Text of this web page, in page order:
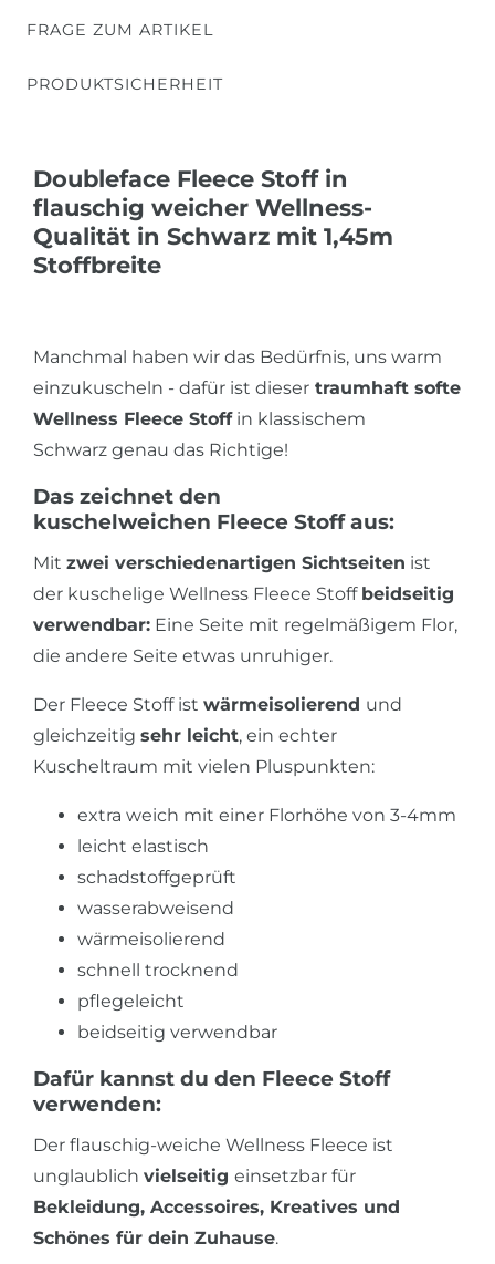
FRAGE ZUM ARTIKEL
PRODUKTSICHERHEIT
Doubleface Fleece Stoff in
flauschig weicher Wellness-
Qualität in Schwarz mit 1,45m
Stoffbreite
Manchmal haben wir das Bedürfnis, uns warm
einzukuscheln - dafür ist dieser traumhaft softe
Wellness Fleece Stoffin klassischem
Schwarz genau das Richtige!
Das zeichnet den
kuschelweichen Fleece Stoff aus:
Mit zwei verschiedenartigen Sichtseiten ist
der kuschelige Wellness Fleece Stoff beidseitig
verwendbar: Eine Seite mit regelmäßigem Flor,
die andere Seite etwas unruhiger.
Der Fleece Stoff ist wärmeisolierend und
gleichzeitig sehr leicht, ein echter
Kuscheltraum mit vielen Pluspunkten:
extra weich mit einer Florhöhe von 3-4mm
leicht elastisch
schadstoffgeprüft
wasserabweisend
wärmeisolierend
schnell trocknend
pflegeleicht
beidseitig verwendbar
Dafür kannst du den Fleece Stoff
verwenden:
Der flauschig-weiche Wellness Fleece ist
unglaublich vielseitig einsetzbar für
Bekleidung, Accessoires, Kreatives und
Schönes für dein Zuhause.